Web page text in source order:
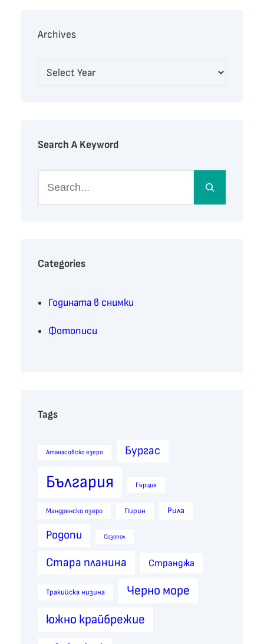
Archives
Search A Keyword
h
Categories
Годината в снимки
Фотописи
Tags
Атанасовско езеро Бургас
България Гърция
Мандренско езеро Пирин Рила
Родопи Созопол
Стара планина Странджа
Тракийска низина
Черно море
южно крайбрежие